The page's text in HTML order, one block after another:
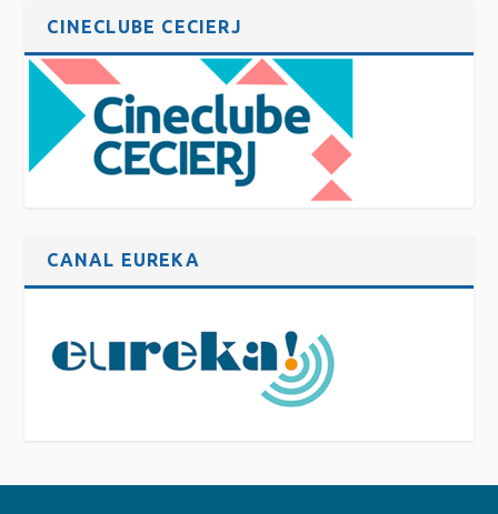
CINECLUBE CECIERJ
CANAL EUREKA